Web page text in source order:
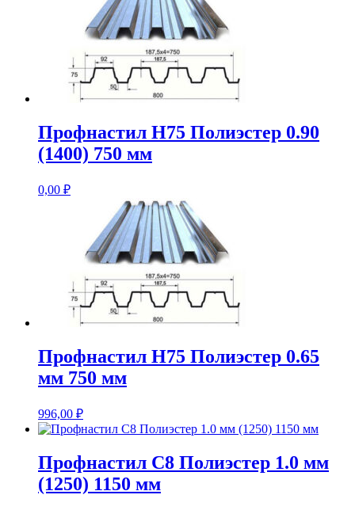
Профнастил Н75 Полиэстер 0.90
(1400) 750 мм
0,00 ₽
Профнастил Н75 Полиэстер 0.65
мм 750 мм
996,00 ₽
Профнастил С8 Полиэстер 1.0 мм
(1250) 1150 мм